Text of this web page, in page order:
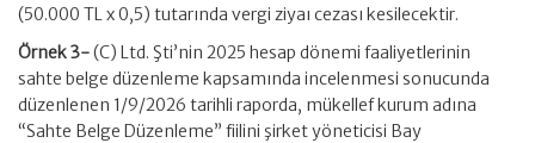
(50.000 TL x 0,5) tutarında vergi ziyaı cezası kesilecektir.
Örnek 3-(C) Ltd. Şti’nin 2025 hesap dönemi faaliyetlerinin
sahte belge düzenleme kapsamında incelenmesi sonucunda
düzenlenen 1/9/2026 tarihli raporda, mükellef kurum adına
“Sahte Belge Düzenleme” fiilini şirket yöneticisi Bay